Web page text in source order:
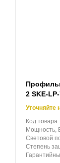
2 SKE-
Уточняйте
Код товара
Мощность,
Световой
Степень